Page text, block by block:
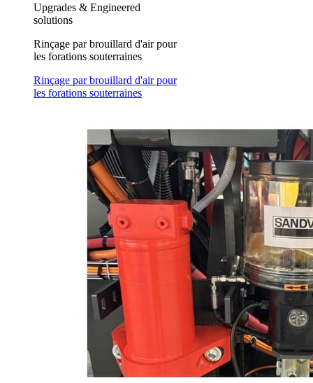
Upgrades & Engineered
solutions
Rinçage par brouillard d'air pour
les forations souterraines
Rinçage par brouillard d'air pour
les forations souterraines